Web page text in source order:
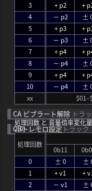
3
+ p2 +
4
－ p2 ±
5
+ p3 +
6
－ p3 ±
7
+ p4 +
8
－ p4 ±
9
+ p4 +
10
－ p4 ±
xx
CA ビブラート解除 トラ
CBトレモロ設定トラック
処理回数 と 音量倍率変化
2.0)
処理回数
0b11
0
± 0 ±
1
+ v1 +
2
－ v1 ±